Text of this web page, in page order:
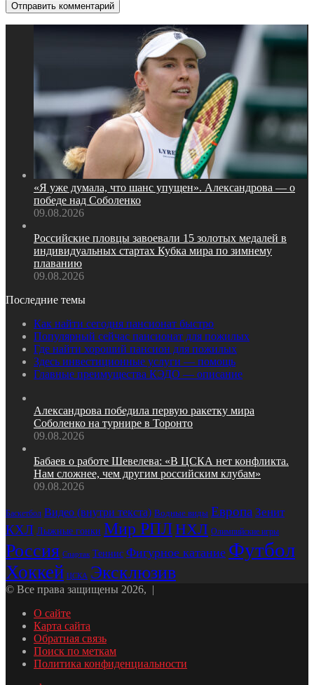
«Я уже думала, что шанс упущен». Александрова — о
победе над Соболенко
09.08.2026
Российские пловцы завоевали 15 золотых медалей в
индивидуальных стартах Кубка мира по зимнему
плаванию
09.08.2026
Последние темы
Как найти сегодня пансионат быстро
Популярный сейчас пансионат для пожилых
Где найти хороший пансион для пожилых
Здесь инвестиционные услуги — помощь
Главные преимущества КЭДО — описание
Александрова победила первую ракетку мира
Соболенко на турнире в Торонто
09.08.2026
Бабаев о работе Шевелева: «В ЦСКА нет конфликта.
Нам сложнее, чем другим российским клубам»
09.08.2026
Баскетбол Видео (внутри текста) Водные виды Европа Зенит
КХЛ Лыжные гонки Мир РПЛНХЛ Олимпийские игры
Россия Спартак Теннис Фигурное катание Футбол
Хоккей ЦСКА Эксклюзив
© Все права защищены 2026, |
О сайте
Карта сайта
Обратная связь
Поиск по меткам
Политика конфиденциальности